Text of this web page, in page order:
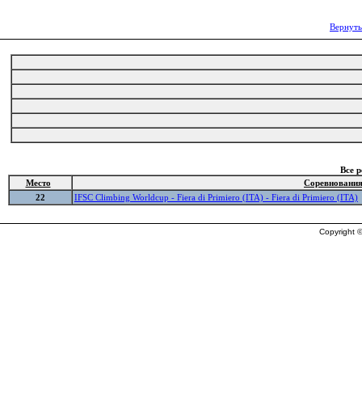
Все
Место
Соревнования
22
IFSC Climbing Worldcup - Fiera di Primiero (ITA) - Fiera di Primiero (ITA)
Copyright